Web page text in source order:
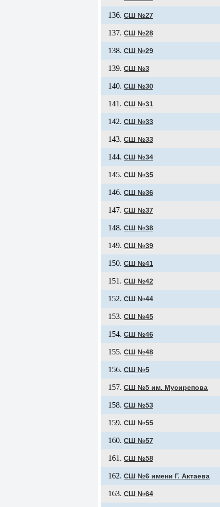
СШ №27
СШ №28
СШ №29
СШ №3
СШ №30
СШ №31
СШ №33
СШ №33
СШ №34
СШ №35
СШ №36
СШ №37
СШ №38
СШ №39
СШ №41
СШ №42
СШ №44
СШ №45
СШ №46
СШ №48
СШ №5
СШ №5 им. Мусирепова
СШ №53
СШ №55
СШ №57
СШ №58
СШ №6 имени Г. Актаева
СШ №64